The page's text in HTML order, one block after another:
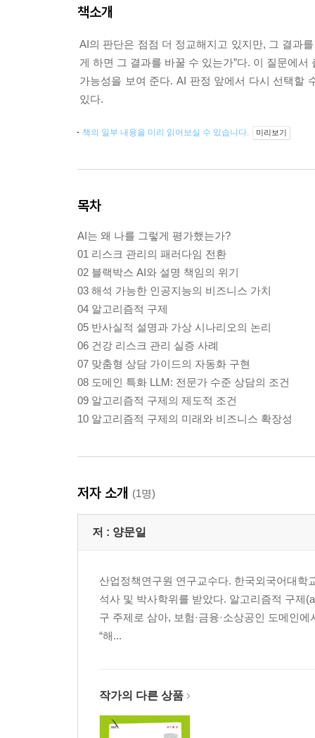
책소개
AI의 판단은 점점 더 정교해지고 있지만, 그 결과
게 하면 그 결과를 바꿀 수 있는가”다. 이 질문에
가능성을 보여 준다. AI 판정 앞에서 다시 선택할
있다.
책의 일부 내용을 미리 읽어보실 수 있습니다. 미리보기
목차
AI는 왜 나를 그렇게 평가했는가?
01 리스크 관리의 패러다임 전환
02 블랙박스 AI와 설명 책임의 위기
03 해석 가능한 인공지능의 비즈니스 가치
04 알고리즘적 구제
05 반사실적 설명과 가상 시나리오의 논리
06 건강 리스크 관리 실증 사례
07 맞춤형 상담 가이드의 자동화 구현
08 도메인 특화 LLM: 전문가 수준 상담의 조건
09 알고리즘적 구제의 제도적 조건
10 알고리즘적 구제의 미래와 비즈니스 확장성
저자 소개 (1명)
저 : 양문일
산업정책연구원 연구교수다. 한국외국어대학
석사 및 박사학위를 받았다. 알고리즘적 구제
구 주제로 삼아, 보험·금융·소상공인 도메인
“해...
작가의 다른 상품